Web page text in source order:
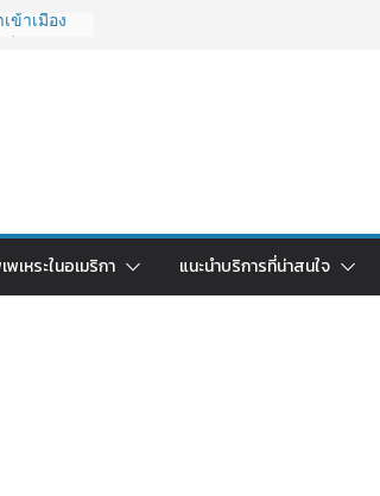
ข้าเมือง
ตัว
พเหระในอเมริกา แนะนำบริการที่น่าสนใจ